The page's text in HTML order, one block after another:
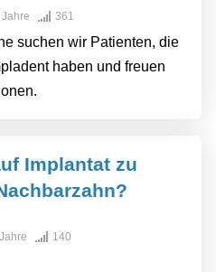
361
suchen wir Patienten, die
haben und freuen
Implantat zu
140